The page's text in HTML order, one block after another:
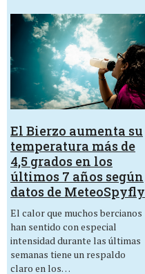
El Bierzo aumenta su
temperatura más de
4,5 grados en los
últimos 7 años según
datos de MeteoSpyfly
El calor que muchos bercianos
han sentido con especial
intensidad durante las últimas
semanas tiene un respaldo
claro en los…